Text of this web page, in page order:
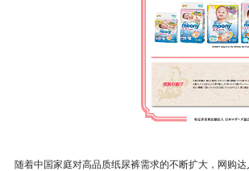
随着中国家庭对高品质纸尿裤需求的不断扩大，网购达